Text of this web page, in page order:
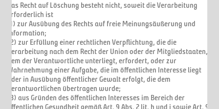
Das Recht auf Löschung besteht nicht, soweit die Verarbeitung
erforderlich ist
(1) zur Ausübung des Rechts auf freie Meinungsäußerung und
Information;
(2) zur Erfüllung einer rechtlichen Verpflichtung, die die
Verarbeitung nach dem Recht der Union oder der Mitgliedstaaten,
dem der Verantwortliche unterliegt, erfordert, oder zur
Wahrnehmung einer Aufgabe, die im öffentlichen Interesse liegt
oder in Ausübung öffentlicher Gewalt erfolgt, die dem
Verantwortlichen übertragen wurde;
(3) aus Gründen des öffentlichen Interesses im Bereich der
öffentlichen Gesundheit gemäß Art. 9 Abs. 2 lit. h und i sowie Art. 9